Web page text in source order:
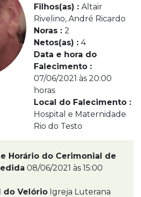
Filhos(as) : Altair
Rivelino, André Ricardo
Noras : 2
Netos(as) : 4
Data e hora do
Falecimento :
07/06/2021 às 20:00
horas
Local do Falecimento :
Hospital e Maternidade
Rio do Testo
Horário do Cerimonial de
08/06/2021 às 15:00
do Velório Igreja Luterana